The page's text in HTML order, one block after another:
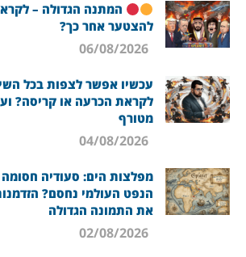
המתנה הגדולה –
להצטער אחר כך?
עכשיו אפשר לצפות בכל
לקראת הכרעה או קריסה?
מטורף
מפלצות הים: סעודיה חסומה
הנפט העולמי נחסם?
את התמונה הגדולה